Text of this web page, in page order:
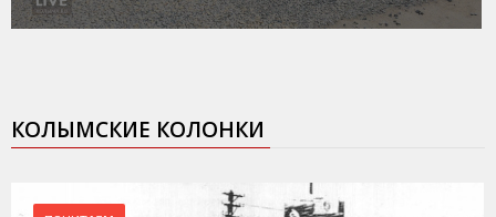
КОЛЫМСКИЕ КОЛОНКИ